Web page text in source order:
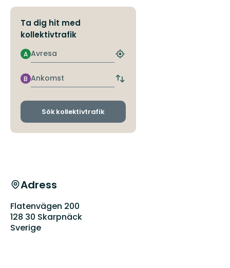
Ta dig hit med
kollektivtrafik
Avresa
A
Hitta
hållplats
Ankomst
B
Byt
och
Sök kollektivtrafik
Adress
Flatenvägen 200
128 30 Skarpnäck
Sverige